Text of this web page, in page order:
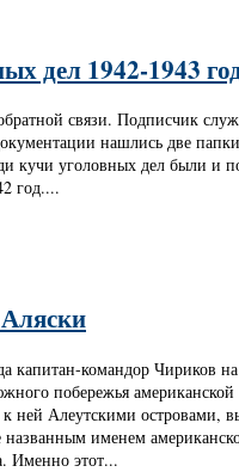
дел 1942-1943
связи. Подписчик
нашлись две
кучи уголовных дел были и
год....
капитан-командор Чириков
побережья
Алеутскими островами,
названным именем
Именно этот...